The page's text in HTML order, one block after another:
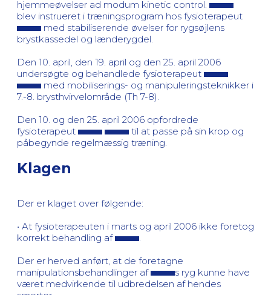
hjemmeøvelser ad modum kinetic control.
blev instrueret i træningsprogram hos fysioterapeut
med stabiliserende øvelser for rygsøjlens
brystkassedel og lænderygdel.
Den 10. april, den 19. april og den 25. april 2006
undersøgte og behandlede fysioterapeut
med mobiliserings- og manipuleringsteknikker i
7.-8. brysthvirvelområde (Th 7-8).
Den 10. og den 25. april 2006 opfordrede
fysioterapeut
til at passe på sin krop og
påbegynde regelmæssig træning.
Klagen
Der er klaget over følgende:
• At fysioterapeuten i marts og april 2006 ikke foretog
korrekt behandling af
Der er herved anført, at de foretagne
manipulationsbehandlinger af
s ryg kunne have
været medvirkende til udbredelsen af hendes